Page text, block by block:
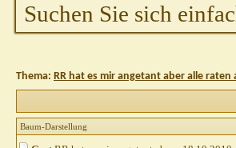
Suchen Sie sich
Thema: RR hat es mir angetant aber alle raten
Baum-Darstellung